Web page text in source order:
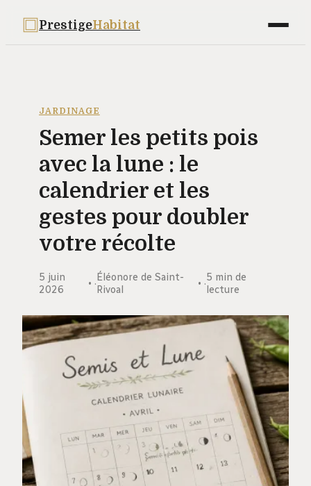
PrestigeHabitat
Déco
Bricolage
Jardinage
Immobilier
JARDINAGE
Semer les petits pois
avec la lune : le
calendrier et les
gestes pour doubler
votre récolte
5 juin
2026
·Éléonore de Saint-
Rivoal
·5 min de
lecture